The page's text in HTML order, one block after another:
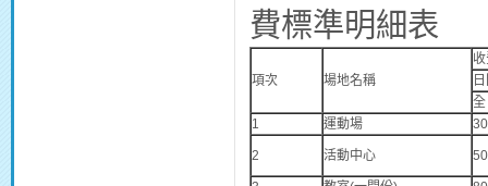
費標準明細表
項次 場地名稱
1
運動場
2 活動中心